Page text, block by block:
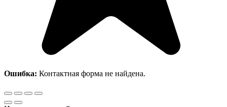
Ошибка: Контактная форма не найдена.